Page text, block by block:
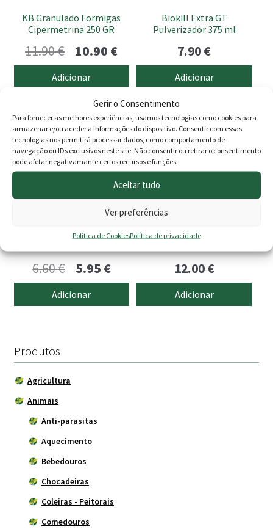
Gerir o Consentimento
Para fornecer as melhores experiências, usamos tecnologias como cookies para
armazenar e/ou aceder a informações do dispositivo. Consentir com essas
tecnologias nos permitirá processar dados, como comportamento de
navegação ou IDs exclusivos neste site. Não consentir ou retirar o consentimento
pode afetar negativamante certos recursos e funções.
Aceitar tudo
Ver preferências
Política de CookiesPolítica de privacidade
KB Granulado Formigas
Cipermetrina 250 GR
11.90€
O
preço
original
era:
11.90 €.
10.90 €O
atual
é:
10.90 €.
Adicionar
Biokill Extra GT
Pulverizador 375 ml
7.90€
Adicionar
Biokill Pistola 375ml
PROMOÇÃO -10%
6.60€
preço
original
5.95 €O
atual
Adicionar
Armadilha Vespa Asiática
12.00€
Adicionar
Produtos
Agricultura
Animais
Anti-parasitas
Aquecimento
Bebedouros
Chocadeiras
Coleiras - Peitorais
Comedouros